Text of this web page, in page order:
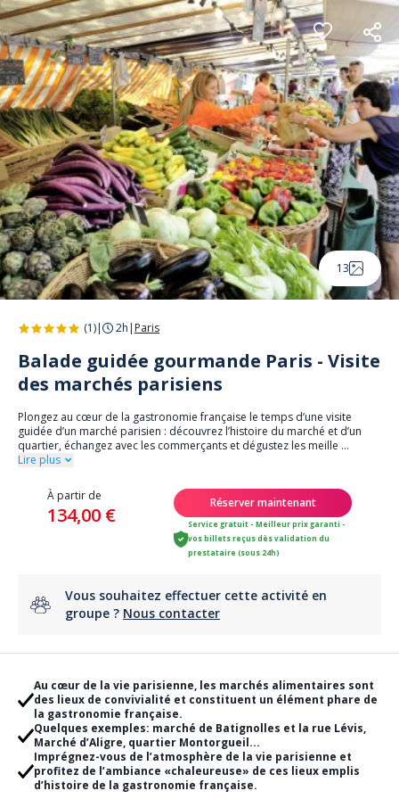
Panneau de gestion des cookies
13
(1)| 2h | Paris
Balade guidée gourmande Paris - Visite
des marchés parisiens
Plongez au cœur de la gastronomie française le temps d’une visite
guidée d’un marché parisien : découvrez l’histoire du marché et d’un
quartier, échangez avec les commerçants et dégustez les meille ...
Lire plus
À partir de
134,00 €
Réserver maintenant
Service gratuit - Meilleur prix garanti -
vos billets reçus dès validation du
prestataire (sous 24h)
Vous souhaitez effectuer cette activité en
groupe ? Nous contacter
Au cœur de la vie parisienne, les marchés alimentaires sont
des lieux de convivialité et constituent un élément phare de
la gastronomie française.
Quelques exemples: marché de Batignolles et la rue Lévis,
Marché d’Aligre, quartier Montorgueil...
Imprégnez-vous de l’atmosphère de la vie parisienne et
profitez de l’ambiance «chaleureuse» de ces lieux emplis
d’histoire de la gastronomie française.